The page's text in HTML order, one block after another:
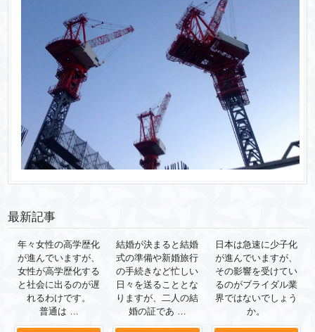
最新記事
年々女性の高学歴化
が進んでいますが、
女性が高学歴化する
と社会に出るのが遅
れるわけです。
普通は …
結婚が決まると結婚
式の準備や新婚旅行
の手続きなど忙しい
日々を送ることとな
りますが、二人の結
婚の証であ …
日本は急速に少子化
が進んでいますが、
その影響を受けてい
るのがブライダル業
界ではないでしょう
か。